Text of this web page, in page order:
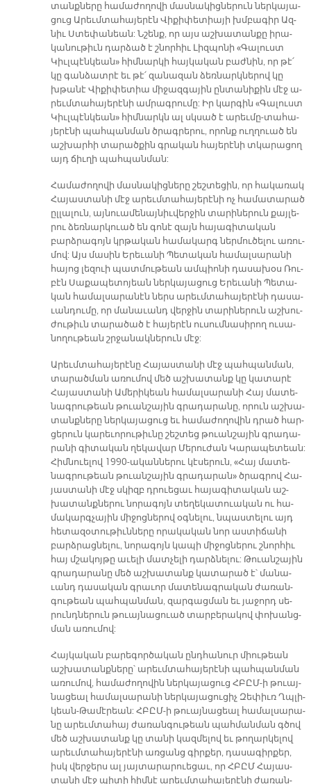
տանք­նե­րը հա­մա­ժո­ղո­վի մաս­նա­կից­նե­րուն ներ­կա­յա­
ցուց Ա­րեւմ­տա­հա­յե­րէն Վի­քի­փե­տիա­յի խմբա­գիր Ազ­
նիւ Ստե­փա­նեան: Նշենք, որ այս աշ­խա­տան­քը ի­րա­
կա­նու­թիւն դար­ձած է շնոր­հիւ Լիզ­պո­նի «Գա­լուստ
Կիւլ­պէն­կեա­ն» հիմ­նար­կի հայ­կա­կան բաժ­նին, որ թէ՛
կը գան­ձատ­րէ եւ թէ՛ զա­նա­զան ձեռ­նարկ­նե­րով կը
խթա­նէ Վի­քի­փե­տիա մի­ջազ­գա­յին ըն­տա­նի­քին մէջ ա­
րեւմ­տա­հա­յե­րէ­նի ամ­րագ­րու­մը: Իր կար­գին «Գա­լուստ
Կիւլ­պէն­կեա­ն» հիմ­նարկն ալ սկսած է ա­րեւմ­ը-տա­հա­
յե­րէ­նի պահ­պան­ման ծրագ­րե­րու, ո­րոնք ուղ­ղուած են
աշ­խար­հի տա­րած­քին գրա­կան հա­յե­րէ­նի տկա­րա­ցող
այդ ճիւ­ղի պահ­պան­ման:
Հա­մա­ժո­ղո­վի մաս­նա­կից­նե­րը շեշ­տե­ցին, որ հա­կա­ռակ
Հա­յաս­տա­նի մէջ ա­րեւմ­տա­հա­յե­րէ­նի ոչ հա­մա­տա­րած
ըլ­լա­լուն, այ­նուա­մե­նայ­նիւ­վեր­ջին տա­րի­նե­րուն քայ­լե­
րու ձեռ­նար­կուած են գո­նէ զայն հա­յա­գի­տա­կան
բարձ­րա­գոյն կրթա­կան հա­մա­կարգ ներ­մու­ծե­լու ա­ռու­
մով: Այս մա­սին Ե­րե­ւա­նի Պե­տա­կան հա­մալ­սա­րա­նի
հա­յոց լե­զուի պատ­մու­թեան ամ­պիո­նի դա­սա­խօս Ռու­
բէն Սա­քա­պե­տո­յեան ներ­կա­յա­ցուց Ե­րե­ւա­նի Պե­տա­
կան հա­մալ­սա­րա­նէն ներս ա­րեւմ­տա­հա­յե­րէ­նի դա­սա­
ւան­դու­մը, որ մա­նա­ւանդ վեր­ջին տա­րի­նե­րուն աշ­խու­
ժու­թիւն տա­րա­ծած է հա­յե­րէն ու­սում­նա­սի­րող ու­սա­
նո­ղու­թեան շրջա­նակ­նե­րուն մէջ:
Ա­րեւմ­տա­հա­յե­րէ­նը Հա­յաս­տա­նի մէջ պահ­պան­ման,
տա­րած­ման ա­ռու­մով մեծ աշ­խա­տանք կը կա­տա­րէ
Հա­յաս­տա­նի Ա­մե­րի­կեան հա­մալ­սա­րա­նի Հայ մա­տե­
նագ­րու­թեան թուան­շա­յին գրա­դա­րա­նը, ո­րուն աշ­խա­
տանք­նե­րը ներ­կա­յա­ցուց եւ հա­մա­ժո­ղո­վին դրած հար­
ցե­րուն կա­րե­ւո­րու­թիւ­նը շեշ­տեց թուան­շա­յին գրա­դա­
րա­նի գի­տա­կան ղե­կա­վար Մե­րու­ժան Կա­րա­պե­տեա­ն:
Հիմ­նուե­լով 1990-ա­կան­նե­րու կէ­սե­րուն, «Հայ մա­տե­
նագ­րու­թեան թուան­շա­յին գրա­դա­րա­ն» ծրագ­րով Հա­
յաս­տա­նի մէջ սկիզբ դրուե­ցաւ հա­յա­գի­տա­կան աշ­
խա­տանք­նե­րու նո­րա­գոյն տե­ղե­կա­տուա­կան ու հա­
մա­կարգ­չա­յին մի­ջոց­նե­րով օգ­նե­լու, նպաս­տե­լու այդ
հե­տա­զօ­տու­թիւն­նե­րը ո­րա­կա­կան նոր աս­տի­ճա­նի
բարձ­րաց­նե­լու, նո­րա­գոյն կա­պի մի­ջոց­նե­րու շնոր­հիւ
հայ մշա­կոյ­թը ա­ւե­լի մատ­չե­լի դարձ­նե­լու: Թուան­շա­­յին
գրա­դա­րա­նը մեծ աշ­խա­տանք կա­տա­րած է՝ մա­նա­
ւանդ դա­սա­կան գրա­ւոր մա­տե­նագ­րա­կան ժա­ռան­
գու­թեան պահ­պան­ման, զար­գաց­ման եւ յա­ջորդ սե­
րունդ­նե­րուն թուայ­նա­ցուած տար­բե­րա­կով փո­խանց­
ման ա­ռու­մով:
Հայ­կա­կան բա­րե­գոր­ծա­կան ընդ­հա­նուր միու­թեան
աշ­խա­տանք­նե­րը՝ ա­րեւմ­տա­հա­յե­րէ­նի պահ­պան­ման
ա­ռու­մով, հա­մա­ժո­ղո­վին ներ­կա­յա­ցուց ՀԲԸՄ-ի թուայ­
նա­ցեալ հա­մալ­սա­րա­նի ներ­կա­յա­ցու­ցիչ Զե­փիւռ Ղպլի­
կեան-Թա­մէ­րեա­ն: ՀԲԸՄ-ի թուայ­նա­ցեալ հա­մալ­սա­րա­
նը ա­րեւմ­տա­հայ ժա­ռան­գու­թեան պահ­ման­ման գծով
մեծ աշ­խա­տանք կը տա­նի կազ­մե­լով եւ թո­ղար­կե­լով
ա­րեւմ­տա­հա­յե­րէ­նի առ­ցանց գիր­քեր, դա­սա­գիր­քեր,
իսկ վեր­ջերս ալ յայ­տա­րա­րուե­ցաւ, որ ՀԲԸՄ Հա­յաս­
տա­նի մէջ պի­տի հիմ­նէ ա­րեւմ­տա­հա­յե­րէ­նի ժա­ռան­